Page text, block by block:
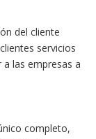
del cliente
servicios
las empresas a
completo,